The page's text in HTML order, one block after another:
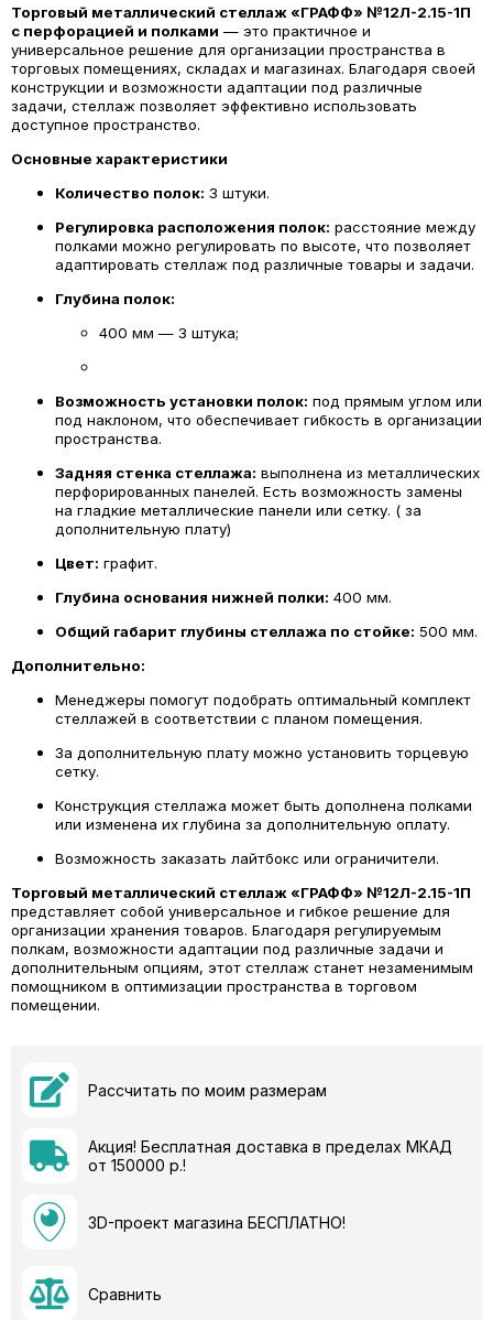
Торговый металлический стеллаж «ГРАФФ» №12Л-2.15-1П
с перфорацией и полками — это практичное и
универсальное решение для организации пространства в
торговых помещениях, складах и магазинах. Благодаря своей
конструкции и возможности адаптации под различные
задачи, стеллаж позволяет эффективно использовать
доступное пространство.
Основные характеристики
Количество полок: 3 штуки.
Регулировка расположения полок: расстояние между
полками можно регулировать по высоте, что позволяет
адаптировать стеллаж под различные товары и задачи.
Глубина полок:
400 мм — 3 штука;
Возможность установки полок: под прямым углом или
под наклоном, что обеспечивает гибкость в организации
пространства.
Задняя стенка стеллажа: выполнена из металлических
перфорированных панелей. Есть возможность замены
на гладкие металлические панели или сетку. ( за
дополнительную плату)
Цвет: графит.
Глубина основания нижней полки: 400 мм.
Общий габарит глубины стеллажа по стойке: 500 мм.
Дополнительно:
Менеджеры помогут подобрать оптимальный комплект
стеллажей в соответствии с планом помещения.
За дополнительную плату можно установить торцевую
сетку.
Конструкция стеллажа может быть дополнена полками
или изменена их глубина за дополнительную оплату.
Возможность заказать лайтбокс или ограничители.
Торговый металлический стеллаж «ГРАФФ» №12Л-2.15-1П
представляет собой универсальное и гибкое решение для
организации хранения товаров. Благодаря регулируемым
полкам, возможности адаптации под различные задачи и
дополнительным опциям, этот стеллаж станет незаменимым
помощником в оптимизации пространства в торговом
помещении.
Рассчитать по моим размерам
Акция! Бесплатная доставка в пределах МКАД
от 150000 р.!
3D-проект магазина БЕСПЛАТНО!
Сравнить